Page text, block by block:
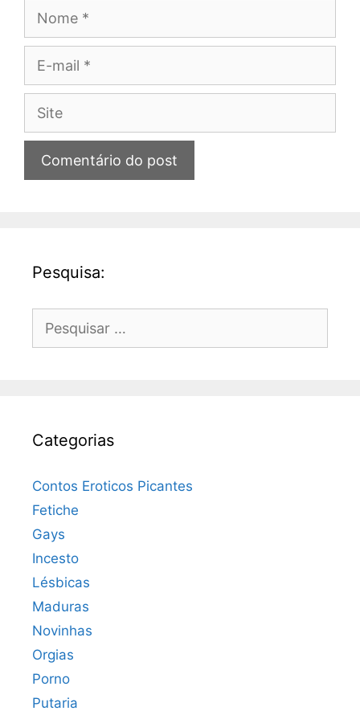
Site
Pesquisa:
por:
Categorias
Contos Eroticos Picantes
Fetiche
Gays
Incesto
Lésbicas
Maduras
Novinhas
Orgias
Porno
Putaria